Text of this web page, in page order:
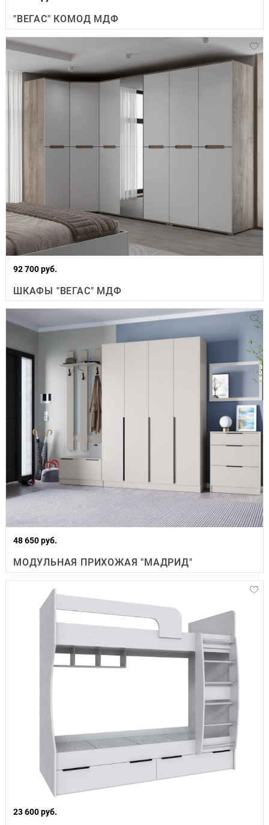
"ВЕГАС" КОМОД МДФ
92 700 руб.
ШКАФЫ "ВЕГАС" МДФ
48 650 руб.
МОДУЛЬНАЯ ПРИХОЖАЯ "МАДРИД"
23 600 руб.